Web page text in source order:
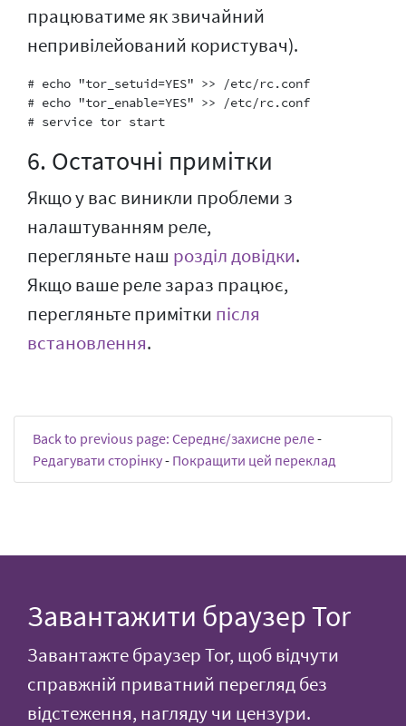
працюватиме як звичайний
непривілейований користувач).
# echo "tor_setuid=YES" >> /etc/rc.conf
# echo "tor_enable=YES" >> /etc/rc.conf
6. Остаточні примітки
Якщо у вас виникли проблеми з
налаштуванням реле,
перегляньте наш розділ довідки.
Якщо ваше реле зараз працює,
перегляньте примітки після
встановлення.
Back to previous page: Середнє/захисне реле-
Редагувати сторінку- Покращити цей переклад
Завантажити браузер Tor
Завантажте браузер Tor, щоб відчути
справжній приватний перегляд без
відстеження, нагляду чи цензури.